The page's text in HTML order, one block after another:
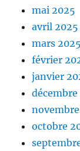
mai 2025
avril 2025
mars 2025
février
janvier
décembre
octobre